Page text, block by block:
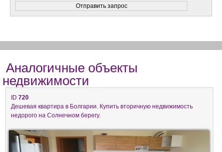
Аналогичные объекты
недвижимости
ID 720
Дешевая квартира в Болгарии. Купить вторичную недвижимость
недорого на Солнечном берегу.